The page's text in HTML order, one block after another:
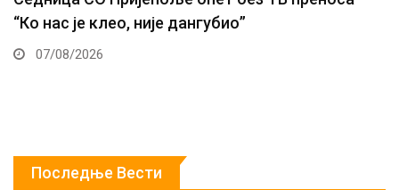
“Ко нас је клео, није дангубио”
07/08/2026
Последње Вести